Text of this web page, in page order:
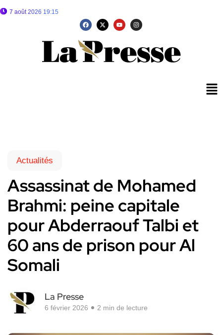
7 août 2026 19:15
Actualités
Assassinat de Mohamed
Brahmi: peine capitale
pour Abderraouf Talbi et
60 ans de prison pour Al
Somali
La Presse
6 février 2026 2 min de lecture